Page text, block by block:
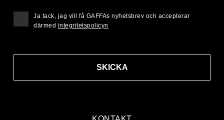
SKICKA
Ja tack, jag vill få GAFFAs nyhetsbrev och accepterar
därmed integritetspolicyn